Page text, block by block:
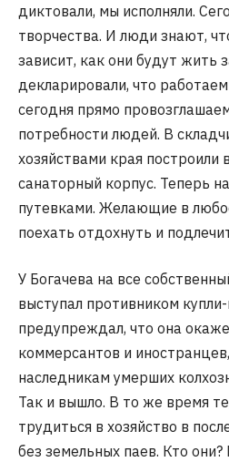
диктовали, мы исполняли.
творчества. И люди знают,
зависит, как они будут жить
декларировали, что
сегодня прямо
потребности людей. В
хозяйствами края построили
санаторный корпус. Теперь
путевками. Желающие в
поехать отдохнуть и
У Богачева на все
выступал противником
предупреждал, что она
коммерсантов и
наследникам умерших
Так и вышло. В то же время
трудиться в хозяйство в
без земельных паев. Кто